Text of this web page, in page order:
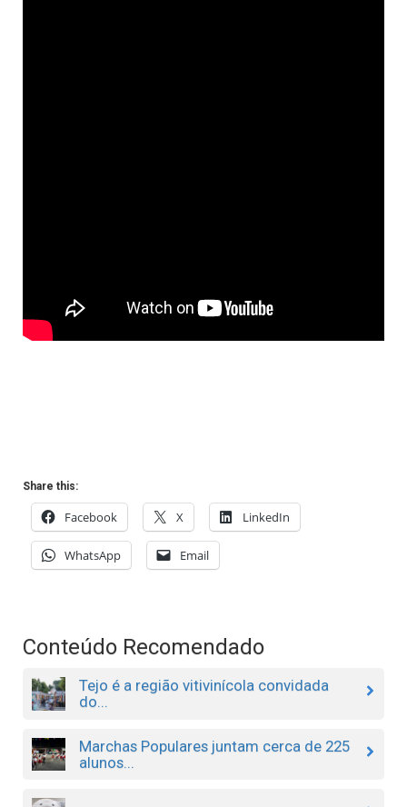
Share this:
Facebook X LinkedIn
WhatsApp Email
Conteúdo Recomendado
Tejo é a região vitivinícola convidada
do...
Marchas Populares juntam cerca de 225
alunos...